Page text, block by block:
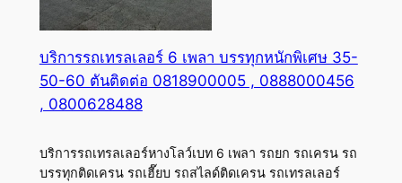
บริการรถเทรลเลอร์ 6 เพลา บรรทุกหนักพิเศษ 35-
50-60 ตันติดต่อ 0818900005 , 0888000456
, 0800628488
บริการรถเทรลเลอร์หางโลว์เบท 6 เพลา รถยก รถเครน รถ
บรรทุกติดเครน รถเฮี๊ยบ รถสไลด์ติดเครน รถเทรลเลอร์